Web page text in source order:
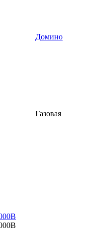
Домино
Газовая